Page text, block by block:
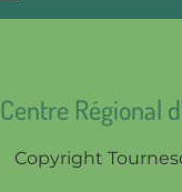
Centre Régional
Copyright